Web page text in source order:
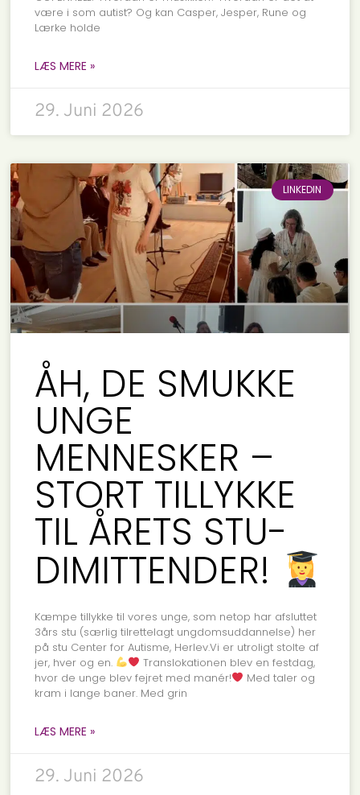
være i som autist? Og kan Casper, Jesper, Rune og
Lærke holde
LÆS MERE »
29. Juni 2026
LINKEDIN
ÅH, DE SMUKKE
UNGE
MENNESKER –
STORT TILLYKKE
TIL ÅRETS STU-
DIMITTENDER!
Kæmpe tillykke til vores unge, som netop har afsluttet
3års stu (særlig tilrettelagt ungdomsuddannelse) her
på stu Center for Autisme, Herlev.Vi er utroligt stolte af
jer, hver og en.
Translokationen blev en festdag,
hvor de unge blev fejret med manér!
Med taler og
kram i lange baner. Med grin
LÆS MERE »
29. Juni 2026